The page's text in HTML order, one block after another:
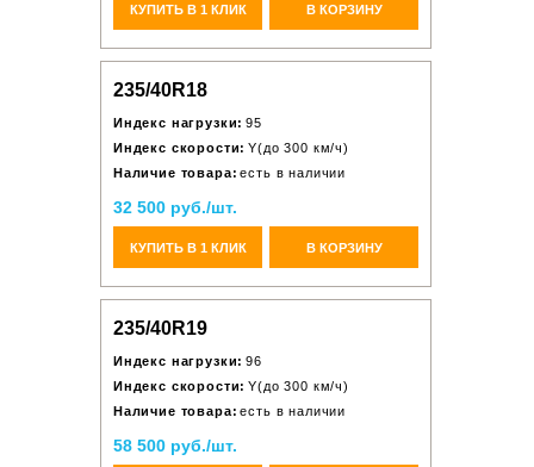
КУПИТЬ В 1 КЛИК В КОРЗИНУ
235/40R18
Индекс нагрузки: 95
Индекс скорости: Y(до 300 км/ч)
Наличие товара: есть в наличии
32 500 руб./шт.
КУПИТЬ В 1 КЛИК В КОРЗИНУ
235/40R19
Индекс нагрузки: 96
Индекс скорости: Y(до 300 км/ч)
Наличие товара: есть в наличии
58 500 руб./шт.